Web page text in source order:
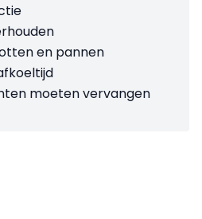
en pannen
moeten vervangen